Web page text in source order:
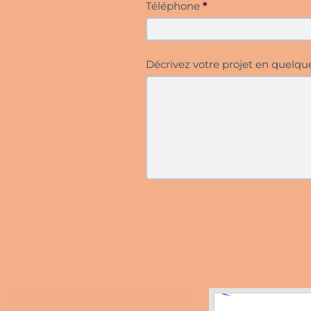
Téléphone *
Décrivez votre projet en